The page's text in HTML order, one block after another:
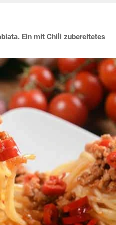
Ein mit Chili zubereitetes